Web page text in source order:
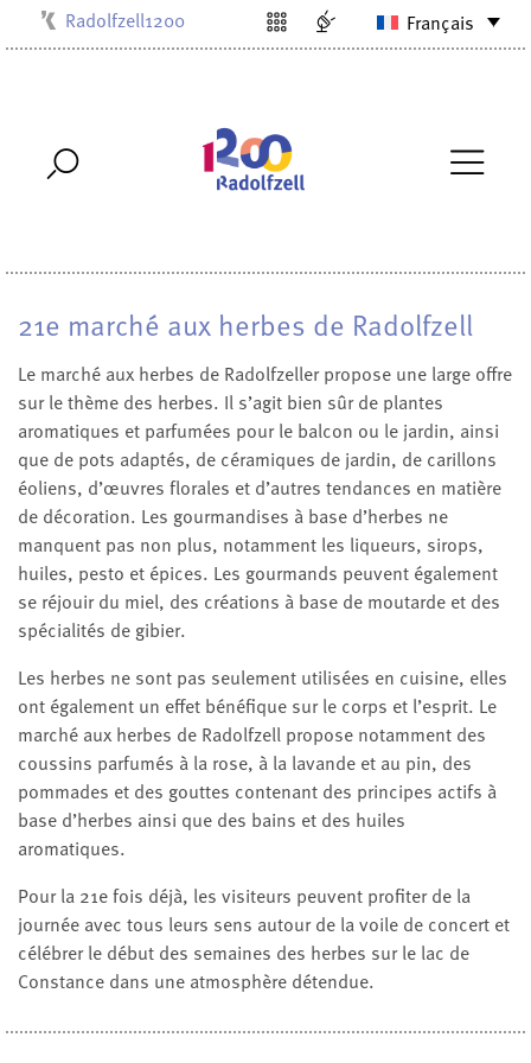
Musikschule
Stadtbibliothek
Villa Bosch
Radolfzell1200 Français
21e marché aux herbes de Radolfzell
Le marché aux herbes de Radolfzeller propose une large offre
sur le thème des herbes. Il s’agit bien sûr de plantes
aromatiques et parfumées pour le balcon ou le jardin, ainsi
que de pots adaptés, de céramiques de jardin, de carillons
éoliens, d’œuvres florales et d’autres tendances en matière
de décoration. Les gourmandises à base d’herbes ne
manquent pas non plus, notamment les liqueurs, sirops,
huiles, pesto et épices. Les gourmands peuvent également
se réjouir du miel, des créations à base de moutarde et des
spécialités de gibier.
Les herbes ne sont pas seulement utilisées en cuisine, elles
ont également un effet bénéfique sur le corps et l’esprit. Le
marché aux herbes de Radolfzell propose notamment des
coussins parfumés à la rose, à la lavande et au pin, des
pommades et des gouttes contenant des principes actifs à
base d’herbes ainsi que des bains et des huiles
aromatiques.
Pour la 21e fois déjà, les visiteurs peuvent profiter de la
journée avec tous leurs sens autour de la voile de concert et
célébrer le début des semaines des herbes sur le lac de
Constance dans une atmosphère détendue.